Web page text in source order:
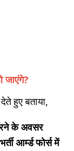
जाएंगे?
हुए बताया,
के अवसर
आर्म्ड फोर्स में